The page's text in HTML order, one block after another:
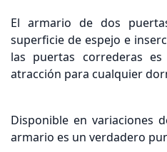
El armario de dos
superficie de espejo e
las puertas correderas
atracción para cualquier
Disponible en variaciones
armario es un verdadero